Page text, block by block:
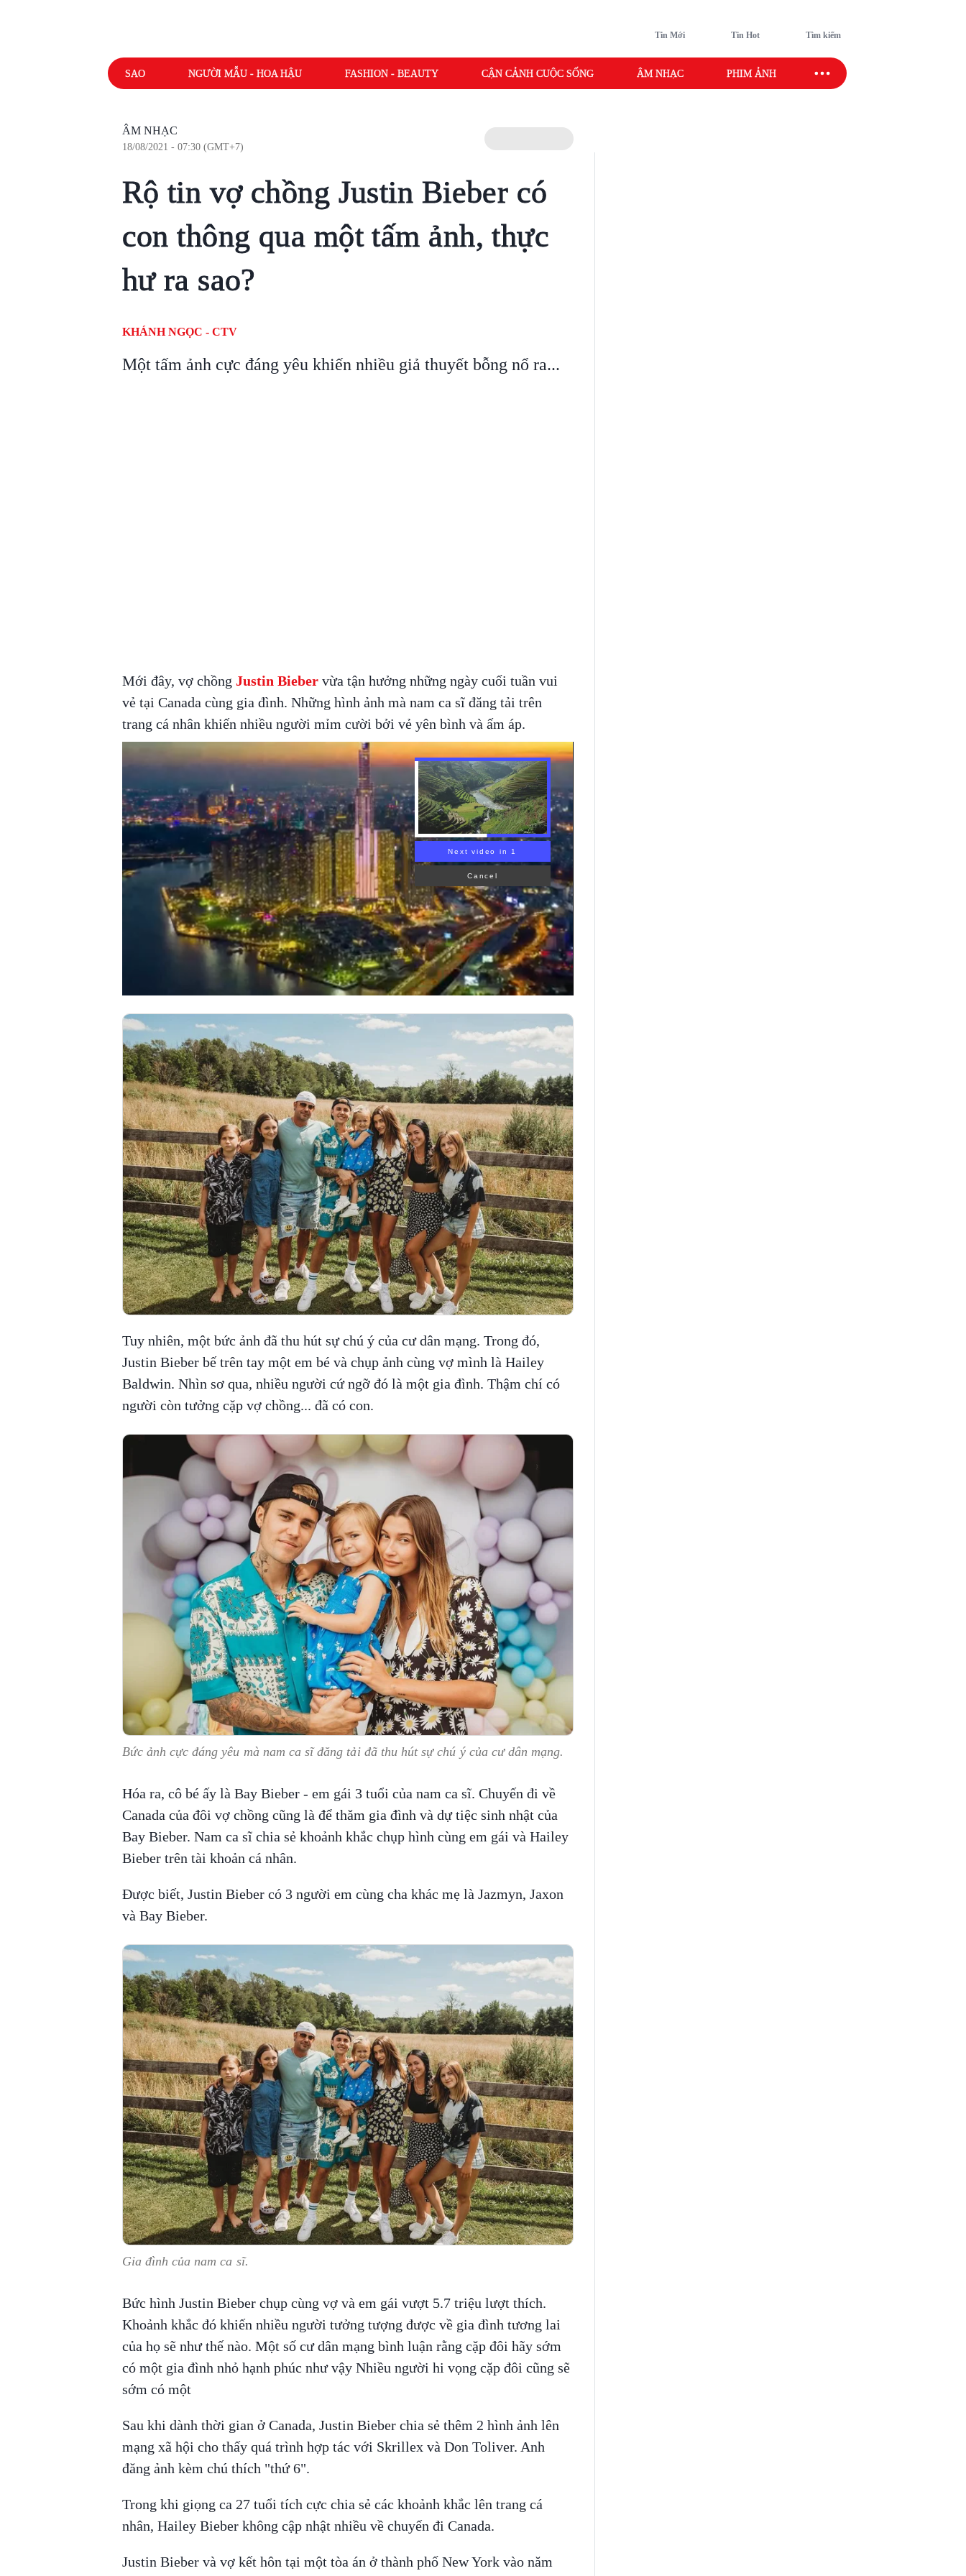
Tin Mới Tin Hot Tìm kiếm
SAO NGƯỜI MẪU - HOA HẬU FASHION - BEAUTY CẬN CẢNH CUỘC SỐNG ÂM NHẠC PHIM ẢNH SAO SPORT
ÂM NHẠC
18/08/2021 - 07:30 (GMT+7)
Rộ tin vợ chồng Justin Bieber có
con thông qua một tấm ảnh, thực
hư ra sao?
KHÁNH NGỌC - CTV
Một tấm ảnh cực đáng yêu khiến nhiều giả thuyết bỗng nổ ra...
Mới đây, vợ chồng Justin Biebervừa tận hưởng những ngày cuối tuần vui
vẻ tại Canada cùng gia đình. Những hình ảnh mà nam ca sĩ đăng tải trên
trang cá nhân khiến nhiều người mỉm cười bởi vẻ yên bình và ấm áp.
VIETNAM MOUNTAINS HLS
Tuy nhiên, một bức ảnh đã thu hút sự chú ý của cư dân mạng. Trong đó,
Justin Bieber bế trên tay một em bé và chụp ảnh cùng vợ mình là Hailey
Baldwin. Nhìn sơ qua, nhiều người cứ ngỡ đó là một gia đình. Thậm chí có
người còn tưởng cặp vợ chồng... đã có con.
Bức ảnh cực đáng yêu mà nam ca sĩ đăng tải đã thu hút sự chú ý của cư dân mạng.
Hóa ra, cô bé ấy là Bay Bieber - em gái 3 tuổi của nam ca sĩ. Chuyến đi về
Canada của đôi vợ chồng cũng là để thăm gia đình và dự tiệc sinh nhật của
Bay Bieber. Nam ca sĩ chia sẻ khoảnh khắc chụp hình cùng em gái và Hailey
Bieber trên tài khoản cá nhân.
Được biết, Justin Bieber có 3 người em cùng cha khác mẹ là Jazmyn, Jaxon
và Bay Bieber.
Gia đình của nam ca sĩ.
Bức hình Justin Bieber chụp cùng vợ và em gái vượt 5.7 triệu lượt thích.
Khoảnh khắc đó khiến nhiều người tưởng tượng được về gia đình tương lai
của họ sẽ như thế nào. Một số cư dân mạng bình luận rằng cặp đôi hãy sớm
có một gia đình nhỏ hạnh phúc như vậy Nhiều người hi vọng cặp đôi cũng sẽ
sớm có một
Sau khi dành thời gian ở Canada, Justin Bieber chia sẻ thêm 2 hình ảnh lên
mạng xã hội cho thấy quá trình hợp tác với Skrillex và Don Toliver. Anh
đăng ảnh kèm chú thích "thứ 6".
Trong khi giọng ca 27 tuổi tích cực chia sẻ các khoảnh khắc lên trang cá
nhân, Hailey Bieber không cập nhật nhiều về chuyến đi Canada.
Justin Bieber và vợ kết hôn tại một tòa án ở thành phố New York vào năm